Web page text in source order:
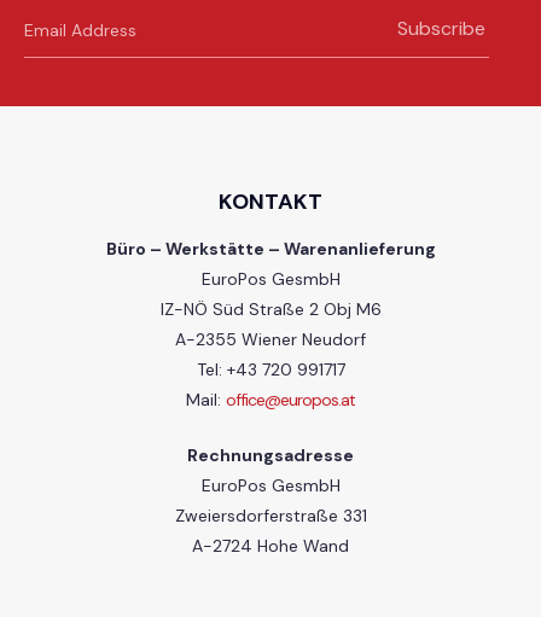
Subscribe
KONTAKT
Büro – Werkstätte – Warenanlieferung
EuroPos GesmbH
IZ-NÖ Süd Straße 2 Obj M6
A-2355 Wiener Neudorf
Tel: +43 720 991717
Mail: office@europos.at
Rechnungsadresse
EuroPos GesmbH
Zweiersdorferstraße 331
A-2724 Hohe Wand